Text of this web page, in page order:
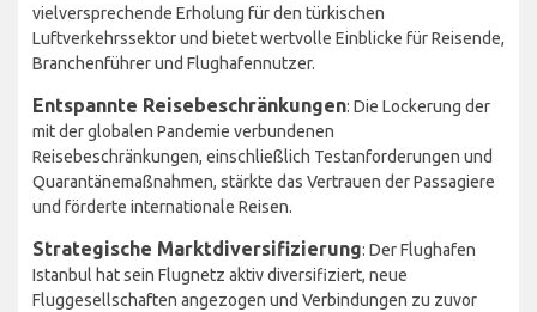
vielversprechende Erholung für den türkischen
Luftverkehrssektor und bietet wertvolle Einblicke für Reisende,
Branchenführer und Flughafennutzer.
Entspannte Reisebeschränkungen: Die Lockerung der
mit der globalen Pandemie verbundenen
Reisebeschränkungen, einschließlich Testanforderungen und
Quarantänemaßnahmen, stärkte das Vertrauen der Passagiere
und förderte internationale Reisen.
Strategische Marktdiversifizierung: Der Flughafen
Istanbul hat sein Flugnetz aktiv diversifiziert, neue
Fluggesellschaften angezogen und Verbindungen zu zuvor